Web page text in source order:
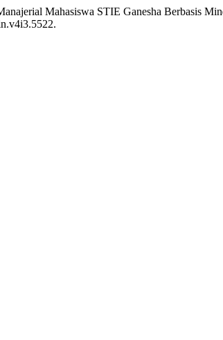
Mahasiswa STIE Ganesha Berbasis